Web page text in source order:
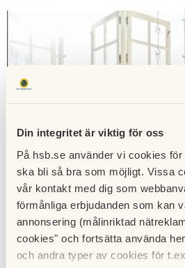
Din integritet är viktig för oss
På hsb.se använder vi cookies
ska bli så bra som möjligt. Vissa
vår kontakt med dig som
förmånliga erbjudanden som kan
annonsering (målinriktad
cookies" och fortsätta använda
och andra typer av cookies för